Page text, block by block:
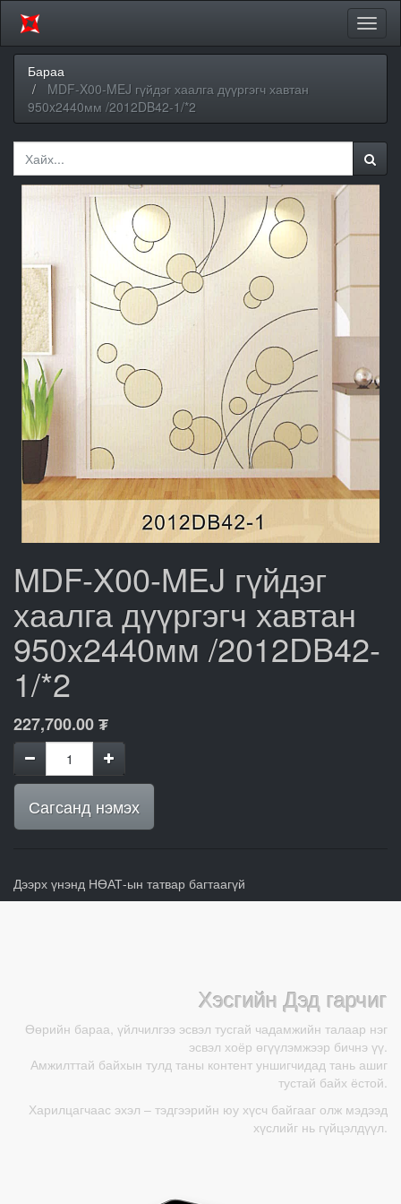
Бараа
MDF-X00-MEJ гүйдэг хаалга дүүргэгч хавтан
950x2440мм /2012DB42-1/*2
MDF-X00-MEJ гүйдэг
хаалга дүүргэгч хавтан
950x2440мм /2012DB42-
1/*2
227,700.00₮
Сагсанд нэмэх
Дээрх үнэнд НӨАТ-ын татвар багтаагүй
Хэсгийн Дэд гарчиг
Өөрийн бараа, үйлчилгээ эсвэл тусгай чадамжийн талаар нэг
эсвэл хоёр өгүүлэмжээр бичнэ үү.
Амжилттай байхын тулд таны контент уншигчидад тань ашиг
тустай байх ёстой.
Харилцагчаас эхэл – тэдгээрийн юу хүсч байгааг олж мэдээд
хүслийг нь гүйцэлдүүл.